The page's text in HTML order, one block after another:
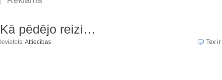
Kā pēdējo reizi…
Ievietots:Attiecības Tev ir